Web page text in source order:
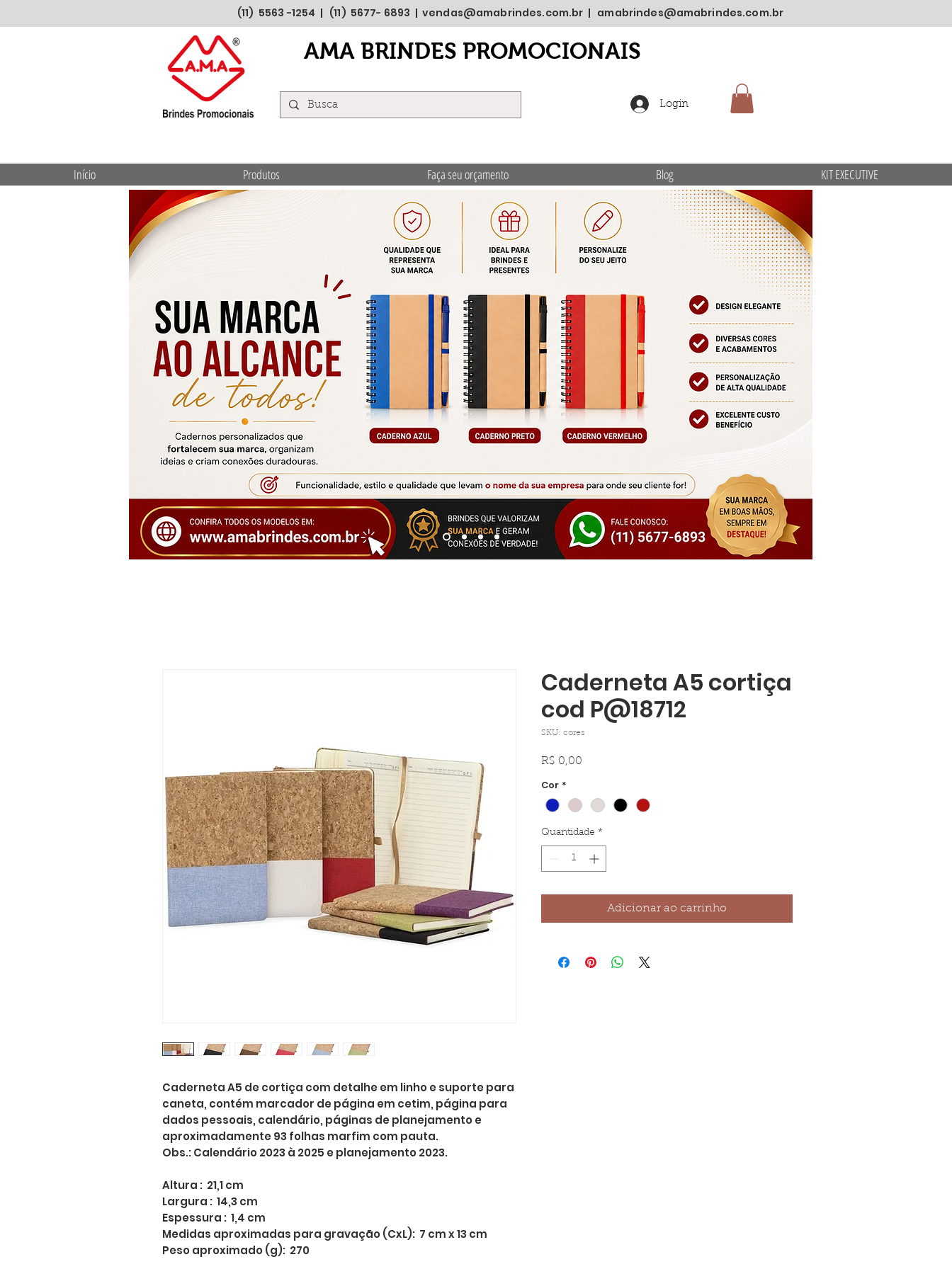
(11) 5563 -1254 | (11) 5677- 6893 |vendas@amabrindes.com.br | amabrindes@amabrindes.com.br
AMA BRINDES PROMOCIONAIS
Login
Início Produtos Faça seu orçamento Blog KIT EXECUTIVE
Caderneta A5 de cortiça com detalhe em linho e suporte para
caneta, contém marcador de página em cetim, página para
dados pessoais, calendário, páginas de planejamento e
aproximadamente 93 folhas marfim com pauta.
Obs.: Calendário 2023 à 2025 e planejamento 2023.
Altura : 21,1 cm
Largura : 14,3 cm
Espessura : 1,4 cm
Medidas aproximadas para gravação (CxL): 7 cm x 13 cm
Peso aproximado (g): 270
Caderneta A5 cortiça
cod P@18712
SKU: cores
R$ 0,00
Cor *
Quantidade *
Adicionar ao carrinho